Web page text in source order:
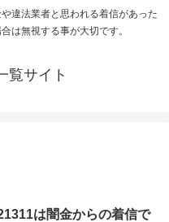
違法業者と思われる着信があった
は無視する事が大切です。
覧サイト
は闇金からの着信で